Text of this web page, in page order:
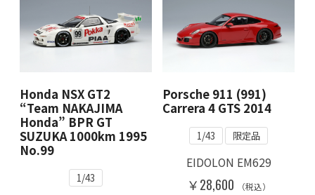
Honda NSX GT2
“Team NAKAJIMA
Honda” BPR GT
SUZUKA 1000km 1995
No.99
1/43
Porsche 911 (991)
Carrera 4 GTS 2014
1/43 限定品
EIDOLON EM629
￥28,600 （税込）